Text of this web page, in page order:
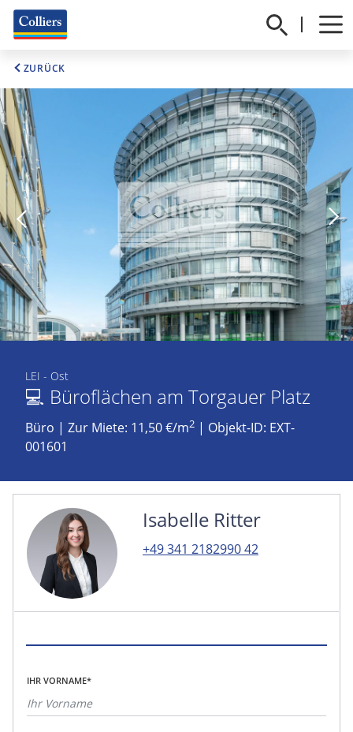
ZURÜCK
LEI - Ost
💻 Büroflächen am Torgauer Platz
Büro | Zur Miete: 11,50 €/m2 | Objekt-ID: EXT-
001601
Isabelle Ritter
+49 341 2182990 42
IHR VORNAME*